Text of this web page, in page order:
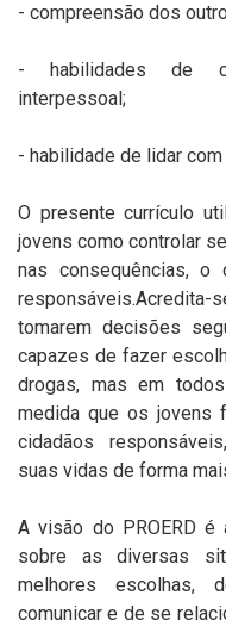
- compreensão dos
- habilidades de
interpessoal;
- habilidade de lidar
O presente currículo
jovens como controlar
nas consequências, o
tomarem decisões
capazes de fazer
drogas, mas em
medida que os jovens
cidadãos
suas vidas de forma
A visão do PROERD
sobre as diversas
melhores escolhas,
comunicar e de se